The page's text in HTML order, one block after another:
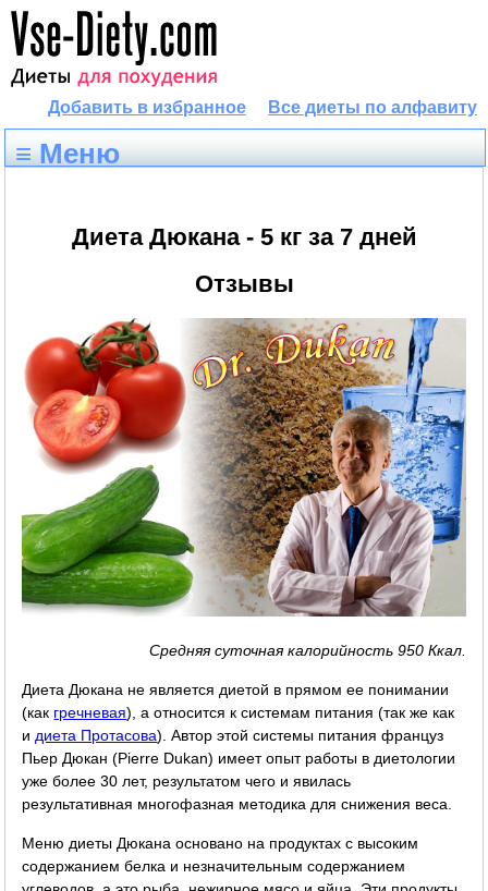
Все диеты по алфавиту
Добавить в избранное
≡ Меню
Диета Дюкана - 5 кг за 7 дней
Отзывы
Средняя суточная калорийность 950 Ккал.
Диета Дюкана не является диетой в прямом ее понимании
(как гречневая), а относится к системам питания (так же как
и диета Протасова). Автор этой системы питания француз
Пьер Дюкан (Pierre Dukan) имеет опыт работы в диетологии
уже более 30 лет, результатом чего и явилась
результативная многофазная методика для снижения веса.
Меню диеты Дюкана основано на продуктах с высоким
содержанием белка и незначительным содержанием